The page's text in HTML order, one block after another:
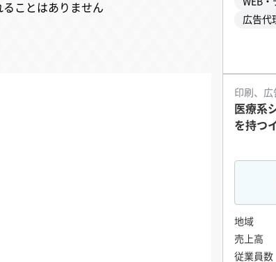
ことはありません
広告代
印刷、広
医療系
を持つ
地域
売上高
従業員数